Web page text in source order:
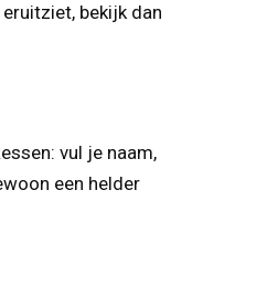
bekijk dan
vul je naam,
een helder